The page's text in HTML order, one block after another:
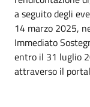
a seguito degli
14 marzo 2025,
Immediato
entro il 31 luglio
attraverso il